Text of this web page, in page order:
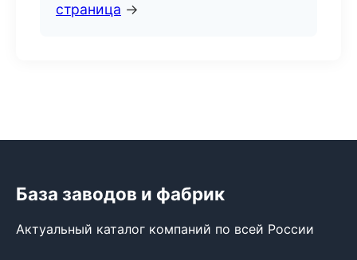
страница →
База заводов и фабрик
Актуальный каталог компаний по всей России